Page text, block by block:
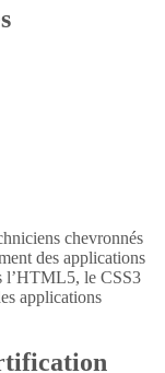
chevronnés
des applications
l’HTML5, le CSS3
applications